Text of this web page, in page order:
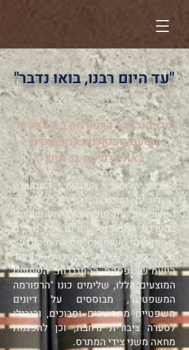
"עד היום רבנו, בואו נדבר"
פרויקט חקר הרפורמה המשפטית
מטעם הפקולטה למשפטים
באוניברסיטת בר אילן
כשבוע לאחר השבעת הממשלה
השלושים ושבע הציג יריב לוין, שר
המשפטים, את תוכניתו לביצוע שינויים
במערכת המשפט. שינויים אלו נוגעים
באופן מינוי השופטים, פסילת חוקים ע"י
בג"ץ, ביטול עילת הסבירות, תפקיד
היועמ"ש, ופסקת ההתגברות. השינויים
המוצעים הללו, שלימים כונו "הרפורמה
המשפטית", מבוססים על דיונים
משפטיים מתמשכים וסבוכים, והובילו
לסערה ציבורית נרחבת, וכן להפגנות
מחאה משני צידי המתרס.